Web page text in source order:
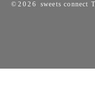
©2026 sweets connect